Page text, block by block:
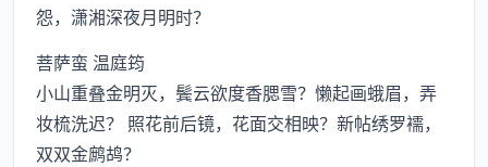
怨，潇湘深夜月明时？
菩萨蛮 温庭筠
小山重叠金明灭，鬓云欲度香腮雪？懒起画蛾眉，弄
妆梳洗迟？ 照花前后镜，花面交相映？新帖绣罗襦，
双双金鹧鸪？